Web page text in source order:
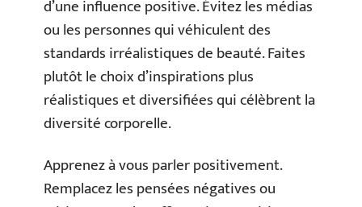
d’une influence positive. Évitez les médias
ou les personnes qui véhiculent des
standards irréalistiques de beauté. Faites
plutôt le choix d’inspirations plus
réalistiques et diversifiées qui célèbrent la
diversité corporelle.
Apprenez à vous parler positivement.
Remplacez les pensées négatives ou